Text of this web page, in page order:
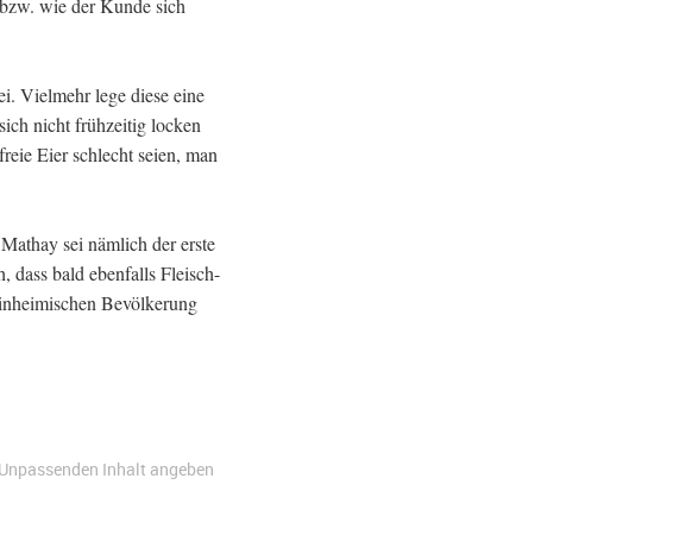
wie der Kunde sich
Vielmehr lege diese eine
nicht frühzeitig locken
Eier schlecht seien, man
sei nämlich der erste
dass bald ebenfalls Fleisch-
Bevölkerung
Unpassenden Inhalt angeben